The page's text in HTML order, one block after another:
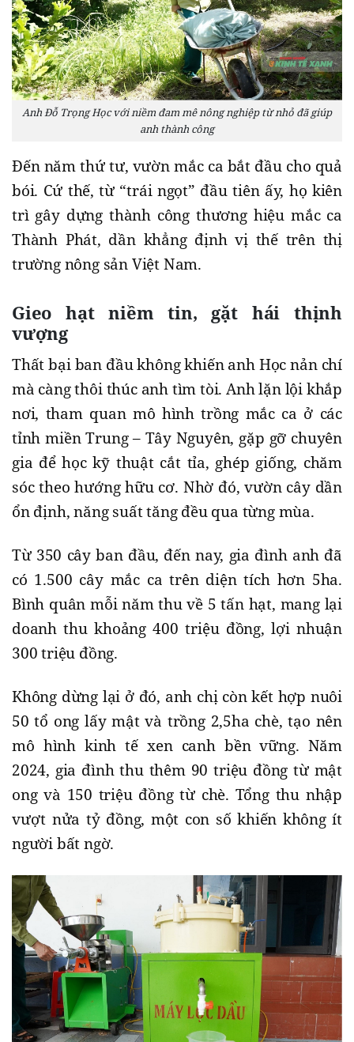
Anh Đỗ Trọng Học với niềm đam mê nông nghiệp từ nhỏ đã giúp
anh thành công
Đến năm thứ tư, vườn mắc ca bắt đầu cho quả
bói. Cứ thế, từ “trái ngọt” đầu tiên ấy, họ kiên
trì gây dựng thành công thương hiệu mắc ca
Thành Phát, dần khẳng định vị thế trên thị
trường nông sản Việt Nam.
Gieo hạt niềm tin, gặt hái thịnh
vượng
Thất bại ban đầu không khiến anh Học nản chí
mà càng thôi thúc anh tìm tòi. Anh lặn lội khắp
nơi, tham quan mô hình trồng mắc ca ở các
tỉnh miền Trung – Tây Nguyên, gặp gỡ chuyên
gia để học kỹ thuật cắt tỉa, ghép giống, chăm
sóc theo hướng hữu cơ. Nhờ đó, vườn cây dần
ổn định, năng suất tăng đều qua từng mùa.
Từ 350 cây ban đầu, đến nay, gia đình anh đã
có 1.500 cây mắc ca trên diện tích hơn 5ha.
Bình quân mỗi năm thu về 5 tấn hạt, mang lại
doanh thu khoảng 400 triệu đồng, lợi nhuận
300 triệu đồng.
Không dừng lại ở đó, anh chị còn kết hợp nuôi
50 tổ ong lấy mật và trồng 2,5ha chè, tạo nên
mô hình kinh tế xen canh bền vững. Năm
2024, gia đình thu thêm 90 triệu đồng từ mật
ong và 150 triệu đồng từ chè. Tổng thu nhập
vượt nửa tỷ đồng, một con số khiến không ít
người bất ngờ.